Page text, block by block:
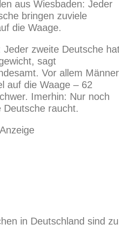
aus Wiesbaden: Jeder
bringen zuviele
die Waage.
Jeder zweite Deutsche
sagt
Vor allem Männer
auf die Waage – 62
Imerhin: Nur noch
Deutsche raucht.
Anzeige
in Deutschland sind zu